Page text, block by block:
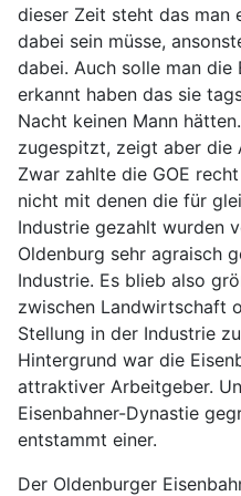
dieser Zeit steht das man
dabei sein müsse,
dabei. Auch solle man die
erkannt haben das sie
Nacht keinen Mann
zugespitzt, zeigt aber die
Zwar zahlte die GOE
nicht mit denen die für
Industrie gezahlt wurden
Oldenburg sehr agraisch
Industrie. Es blieb also
zwischen Landwirtschaft
Stellung in der Industrie
Hintergrund war die
attraktiver Arbeitgeber.
Eisenbahner-Dynastie
entstammt einer.
Der Oldenburger